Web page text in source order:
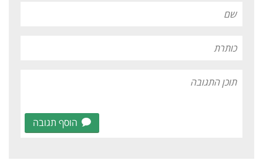
הוסף תגובה